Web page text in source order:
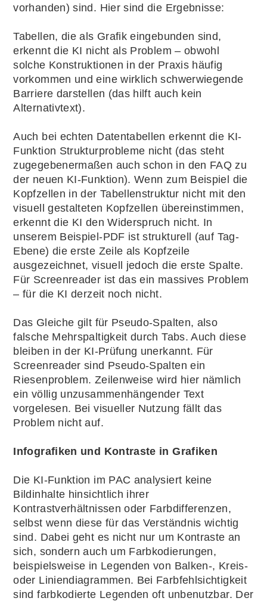
vorhanden) sind. Hier sind die Ergebnisse:
Tabellen, die als Grafik eingebunden sind,
erkennt die KI nicht als Problem – obwohl
solche Konstruktionen in der Praxis häufig
vorkommen und eine wirklich schwerwiegende
Barriere darstellen (das hilft auch kein
Alternativtext).
Auch bei echten Datentabellen erkennt die KI-
Funktion Strukturprobleme nicht (das steht
zugegebenermaßen auch schon in den FAQ zu
der neuen KI-Funktion). Wenn zum Beispiel die
Kopfzellen in der Tabellenstruktur nicht mit den
visuell gestalteten Kopfzellen übereinstimmen,
erkennt die KI den Widerspruch nicht. In
unserem Beispiel-PDF ist strukturell (auf Tag-
Ebene) die erste Zeile als Kopfzeile
ausgezeichnet, visuell jedoch die erste Spalte.
Für Screenreader ist das ein massives Problem
– für die KI derzeit noch nicht.
Das Gleiche gilt für Pseudo-Spalten, also
falsche Mehrspaltigkeit durch Tabs. Auch diese
bleiben in der KI-Prüfung unerkannt. Für
Screenreader sind Pseudo-Spalten ein
Riesenproblem. Zeilenweise wird hier nämlich
ein völlig unzusammenhängender Text
vorgelesen. Bei visueller Nutzung fällt das
Problem nicht auf.
Infografiken und Kontraste in Grafiken
Die KI-Funktion im PAC analysiert keine
Bildinhalte hinsichtlich ihrer
Kontrastverhältnissen oder Farbdifferenzen,
selbst wenn diese für das Verständnis wichtig
sind. Dabei geht es nicht nur um Kontraste an
sich, sondern auch um Farbkodierungen,
beispielsweise in Legenden von Balken-, Kreis-
oder Liniendiagrammen. Bei Farbfehlsichtigkeit
sind farbkodierte Legenden oft unbenutzbar. Der